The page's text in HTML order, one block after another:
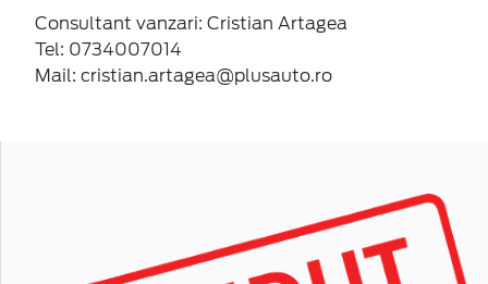
Consultant vanzari: Cristian Artagea
Tel: 0734007014
Mail: cristian.artagea@plusauto.ro